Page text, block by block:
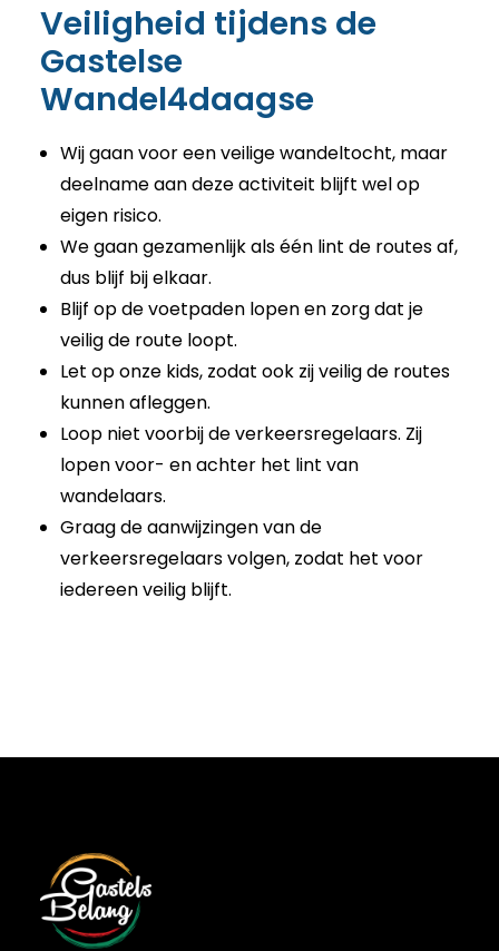
Veiligheid tijdens de
Gastelse
Wandel4daagse
Wij gaan voor een veilige wandeltocht, maar
deelname aan deze activiteit blijft wel op
eigen risico.
We gaan gezamenlijk als één lint de routes af,
dus blijf bij elkaar.
Blijf op de voetpaden lopen en zorg dat je
veilig de route loopt.
Let op onze kids, zodat ook zij veilig de routes
kunnen afleggen.
Loop niet voorbij de verkeersregelaars. Zij
lopen voor- en achter het lint van
wandelaars.
Graag de aanwijzingen van de
verkeersregelaars volgen, zodat het voor
iedereen veilig blijft.